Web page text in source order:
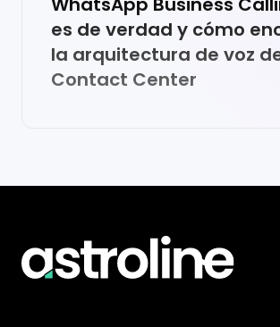
es de verdad y cómo
la arquitectura de voz
Contact Center